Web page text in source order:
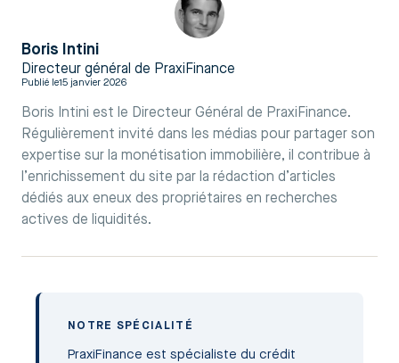
Boris Intini
Directeur général de PraxiFinance
Publié le15 janvier 2026
Boris Intini est le Directeur Général de PraxiFinance.
Régulièrement invité dans les médias pour partager son
expertise sur la monétisation immobilière, il contribue à
l’enrichissement du site par la rédaction d’articles
dédiés aux eneux des propriétaires en recherches
actives de liquidités.
NOTRE SPÉCIALITÉ
PraxiFinance est spécialiste du crédit